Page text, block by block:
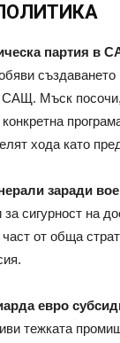
партия в
САЩ. Мъск
хода като
заради
сигурност на
от обща
евро
тежката